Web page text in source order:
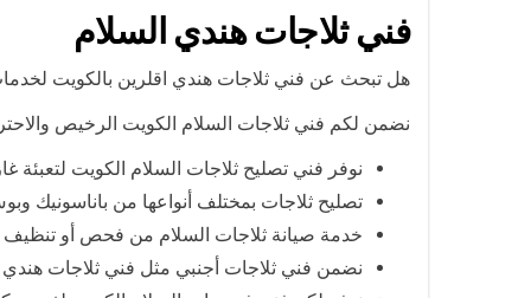
فني ثلاجات هندي السلام
هل تبحث عن فني ثلاجات هندي اقلرين بالكويت
نضمن لكم فني ثلاجات السلام الكويت الرخيص والاحترافي والموجود على رأس عمله
نوفر فني تصليح ثلاجات السلام الكويت لتعبئة
تصليح ثلاجات بمختلف أنواعها من باناسونيك
خدمة صيانة ثلاجات السلام من فحص أو
نضمن فني ثلاجات أجنبي مثل فني ثلاجات هندي